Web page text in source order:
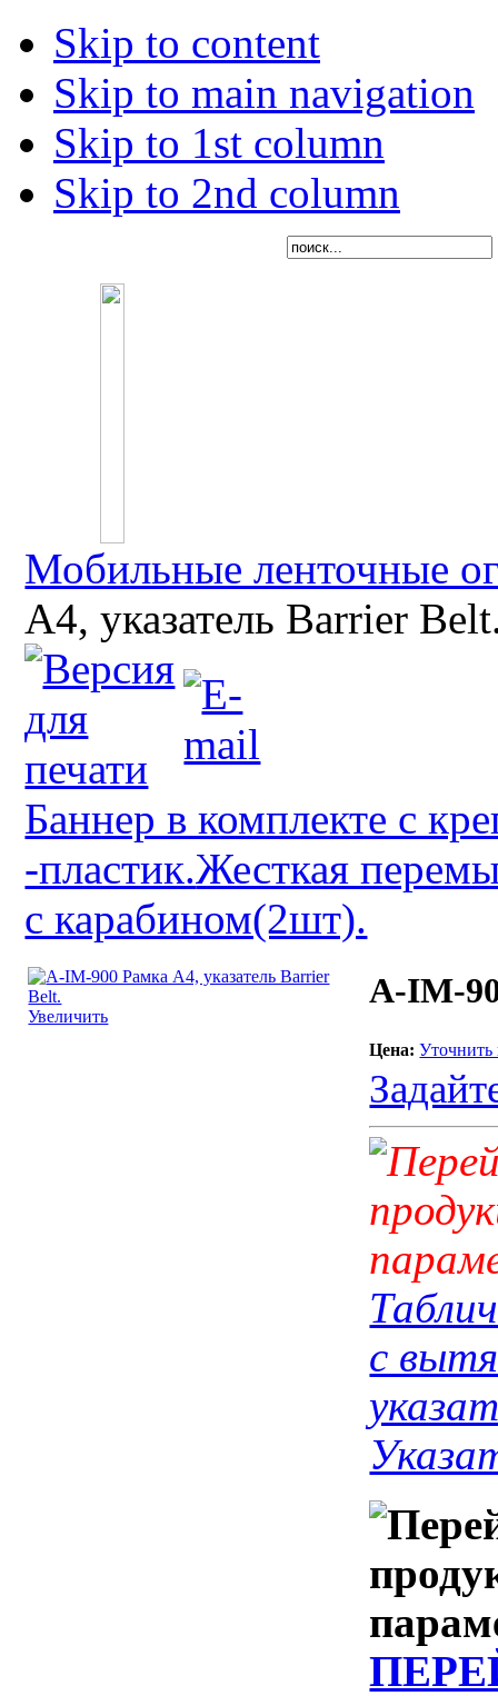
Skip to content
Skip to main navigation
Skip to 1st column
Skip to 2nd column
Мобильные ленточные
А4, указатель Barrier
Баннер в комплекте с
-пластик.Жесткая
с карабином(2шт).
Увеличить
A-IM-
Цена:Уточнить
с